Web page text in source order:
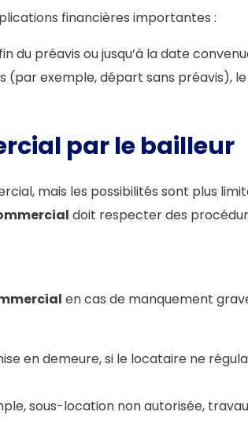
financières importantes :
du préavis ou jusqu’à la date
(par exemple, départ sans préavis),
par le bailleur
mais les possibilités sont plus
doit respecter des
en cas de manquement
en demeure, si le locataire ne
sous-location non autorisée,